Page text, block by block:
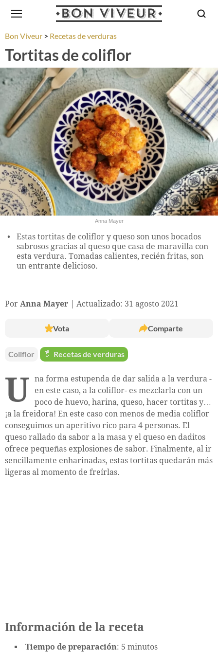
Bon Viveur Recetas de verduras
Tortitas de coliflor
Anna Mayer
Estas tortitas de coliflor y queso son unos bocados
sabrosos gracias al queso que casa de maravilla con
esta verdura. Tomadas calientes, recién fritas, son
un entrante delicioso.
Por Anna Mayer Actualizado: 31 agosto 2021
Vota Comparte
Coliflor 🥬 Recetas de verduras
U na forma estupenda de dar salida a la verdura -
en este caso, a la coliflor- es mezclarla con un
poco de huevo, harina, queso, hacer tortitas y…
¡a la freidora! En este caso con menos de media coliflor
conseguimos un aperitivo rico para 4 personas. El
queso rallado da sabor a la masa y el queso en daditos
ofrece pequeñas explosiones de sabor. Finalmente, al ir
sencillamente enharinadas, estas tortitas quedarán más
ligeras al momento de freírlas.
Información de la receta
Tiempo de preparación: 5 minutos